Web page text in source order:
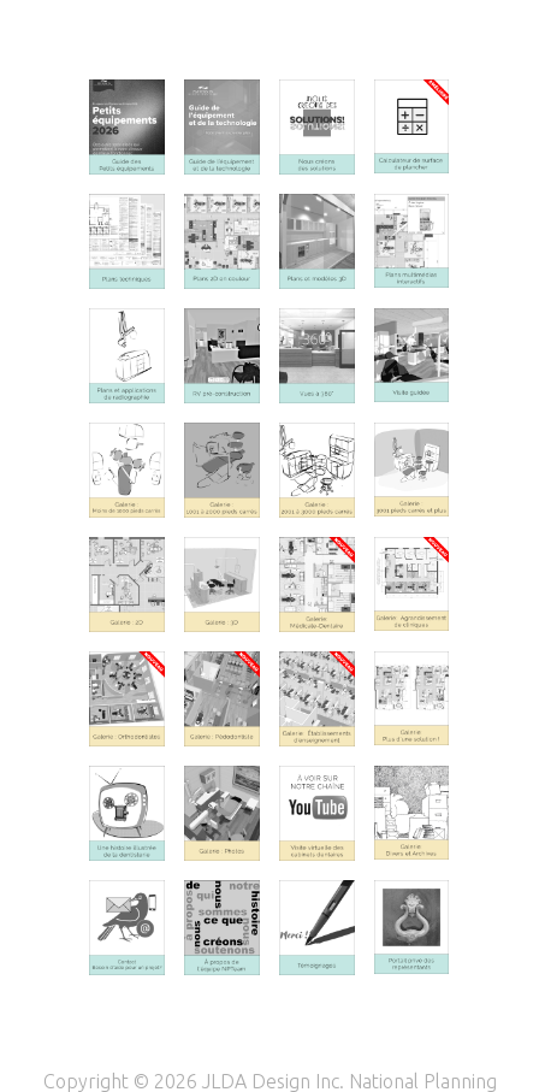
Copyright © 2026 JLDA Design Inc. National Planning